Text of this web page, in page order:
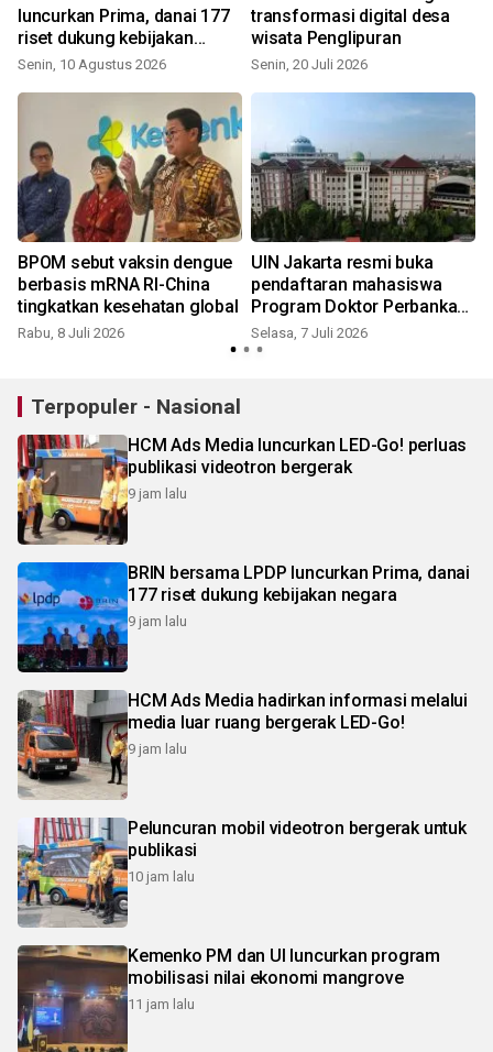
luncurkan Prima, danai 177
riset dukung kebijakan
negara
Senin, 10 Agustus 2026
transformasi digital desa
wisata Penglipuran
Senin, 20 Juli 2026
BPOM sebut vaksin dengue
berbasis mRNA RI-China
tingkatkan kesehatan global
Rabu, 8 Juli 2026
UIN Jakarta resmi buka
pendaftaran mahasiswa
Program Doktor Perbankan
Syariah
Selasa, 7 Juli 2026
Terpopuler - Nasional
HCM Ads Media luncurkan LED-Go! perluas
publikasi videotron bergerak
9 jam lalu
BRIN bersama LPDP luncurkan Prima, danai
177 riset dukung kebijakan negara
9 jam lalu
HCM Ads Media hadirkan informasi melalui
media luar ruang bergerak LED-Go!
9 jam lalu
Peluncuran mobil videotron bergerak untuk
publikasi
10 jam lalu
Kemenko PM dan UI luncurkan program
mobilisasi nilai ekonomi mangrove
11 jam lalu